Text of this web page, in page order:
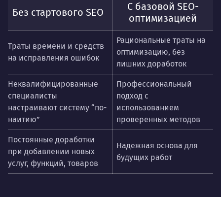
Без стартового SEO
С базовой SEO-
оптимизацией
Траты времени и средств
на исправления ошибок
Рациональные траты на
оптимизацию, без
лишних доработок
Неквалифицированные
специалисты
настраивают систему “по-
наитию”
Профессиональный
подход с
использованием
проверенных методов
Постоянные доработки
при добавлении новых
услуг, функций, товаров
Надежная основа для
будущих работ